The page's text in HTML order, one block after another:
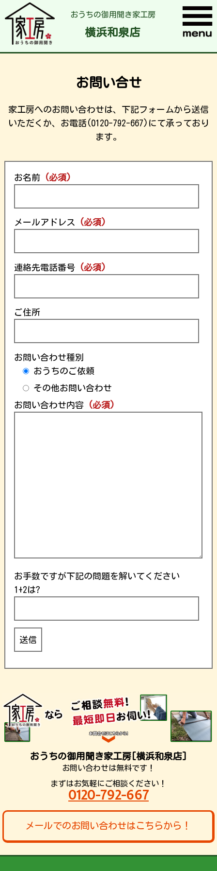
おうちの御用聞き家工房
横浜和泉店
お問い合せ
家工房へのお問い合わせは、下記フォームから送信
いただくか、お電話(0120-792-667)にて承っており
ます。
お名前 (必須)
メールアドレス (必須)
連絡先電話番号 (必須)
ご住所
お問い合わせ種別
おうちのご依頼
その他お問い合わせ
お問い合わせ内容
(必須)
お手数ですが下記の問題を解いてください
1+2は?
おうちの御用聞き家工房[横浜和泉店]
お問い合わせは無料です！
まずはお気軽にご相談ください！
0120-792-667
メールでのお問い合わせはこちらから！